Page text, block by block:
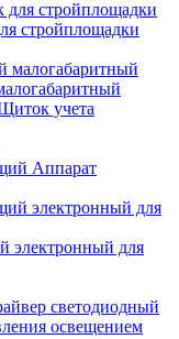
стройплощадки
учета
Аппарат
электронный для
светодиодный